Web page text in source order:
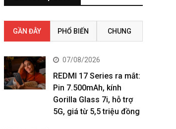
GẦN ĐÂY PHỔ BIẾN CHUNG
07/08/2026
REDMI 17 Series ra mắt:
Pin 7.500mAh, kính
Gorilla Glass 7i, hỗ trợ
5G, giá từ 5,5 triệu đồng